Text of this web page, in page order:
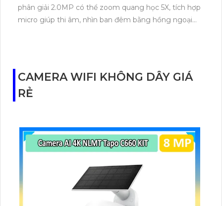
phân giải 2.0MP có thể zoom quang học 5X, tích hợp
micro giúp thi âm, nhìn ban đêm bằng hồng ngoại
CAMERA WIFI KHÔNG DÂY GIÁ
RẺ